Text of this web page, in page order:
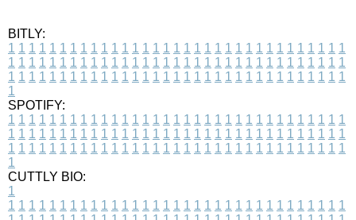
BITLY:
1 1 1 1 1 1 1 1 1 1 1 1 1 1 1 1 1 1 1 1 1 1 1 1 1 1 1 1 1 1 1 1 1
1 1 1 1 1 1 1 1 1 1 1 1 1 1 1 1 1 1 1 1 1 1 1 1 1 1 1 1 1 1 1 1 1
1 1 1 1 1 1 1 1 1 1 1 1 1 1 1 1 1 1 1 1 1 1 1 1 1 1 1 1 1 1 1 1 1
1
SPOTIFY:
1 1 1 1 1 1 1 1 1 1 1 1 1 1 1 1 1 1 1 1 1 1 1 1 1 1 1 1 1 1 1 1 1
1 1 1 1 1 1 1 1 1 1 1 1 1 1 1 1 1 1 1 1 1 1 1 1 1 1 1 1 1 1 1 1 1
1 1 1 1 1 1 1 1 1 1 1 1 1 1 1 1 1 1 1 1 1 1 1 1 1 1 1 1 1 1 1 1 1
1
CUTTLY BIO:
1
1 1 1 1 1 1 1 1 1 1 1 1 1 1 1 1 1 1 1 1 1 1 1 1 1 1 1 1 1 1 1 1 1